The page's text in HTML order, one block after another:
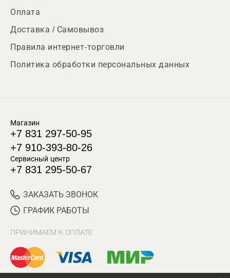
Оплата
Доставка / Самовывоз
Правила интернет-торговли
Политика обработки персональных данных
Магазин
+7 831 297-50-95
+7 910-393-80-26
Сервисный центр
+7 831 295-50-67
ЗАКАЗАТЬ ЗВОНОК
ГРАФИК РАБОТЫ
ПРИНИМАЕМ К ОПЛАТЕ